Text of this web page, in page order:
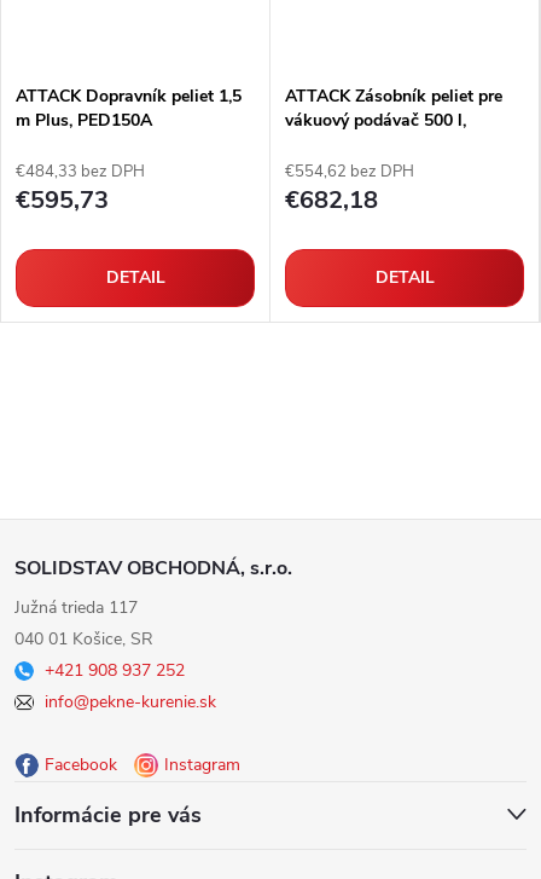
ATTACK Dopravník peliet 1,5
m Plus, PED150A
€484,33 bez DPH
€595,73
DETAIL
ATTACK Zásobník peliet pre
vákuový podávač 500 l,
€554,62 bez DPH
€682,18
DETAIL
Z
á
p
ä
SOLIDSTAV OBCHODNÁ, s.r.o.
Južná trieda 117
040 01 Košice, SR
+421 908 937 252
info@pekne-kurenie.sk
Facebook Instagram
Informácie pre vás